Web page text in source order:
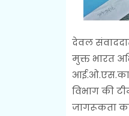
देवल
मुक्त भारत
विभाग की
जागरूकता